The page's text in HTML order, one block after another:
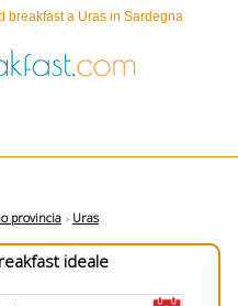
breakfast a Uras in Sardegna
provincia Uras
ideale